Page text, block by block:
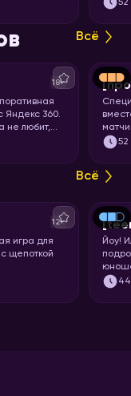
на разные
работа.
52
Всё
18+
Яндекс 360.
не любит,
Так что
на разные
работа.
52
Всё
12+
игра для
щепоткой
Йоу!
44